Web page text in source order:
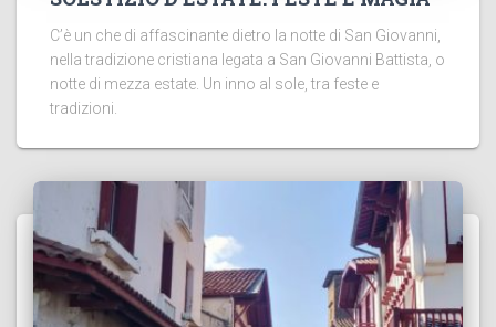
C’è un che di affascinante dietro la notte di San Giovanni,
nella tradizione cristiana legata a San Giovanni Battista, o
notte di mezza estate. Un inno al sole, tra feste e
tradizioni.